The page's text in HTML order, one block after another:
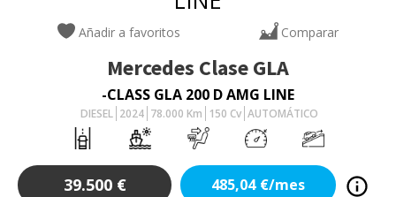
Añadir a favoritos Comparar
Mercedes Clase GLA
-CLASS GLA 200 D AMG LINE
DIESEL 2024 78.000 Km 150 Cv AUTOMÁTICO
39.500 € 485,04 €/mes